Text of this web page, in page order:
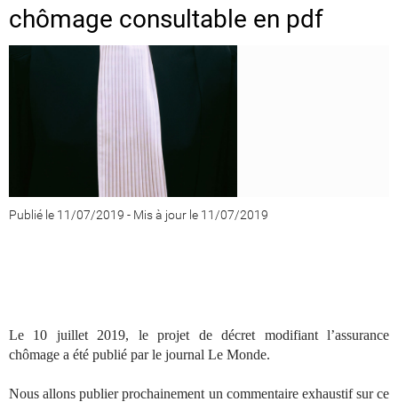
chômage consultable en pdf
Publié le 11/07/2019 - Mis à jour le 11/07/2019
Le 10 juillet 2019, le projet de décret modifiant l’assurance
chômage a été publié par le journal Le Monde.
Nous allons publier prochainement un commentaire exhaustif sur ce